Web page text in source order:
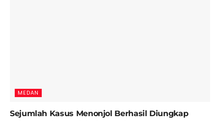
MEDAN
Sejumlah Kasus Menonjol Berhasil Diungkap